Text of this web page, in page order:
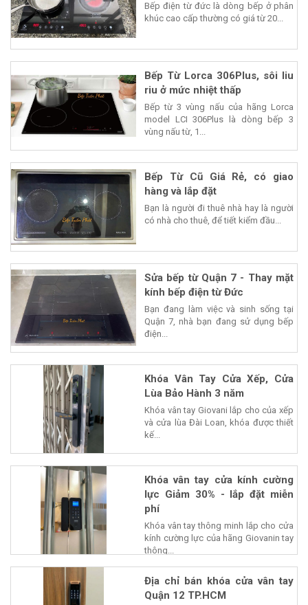
Bếp điện từ đức là dòng bếp ở phân
khúc cao cấp thường có giá từ 20...
Bếp Từ Lorca 306Plus, sôi liu
riu ở mức nhiệt thấp
Bếp từ 3 vùng nấu của hãng Lorca
model LCI 306Plus là dòng bếp 3
vùng nấu từ, 1...
Bếp Từ Cũ Giá Rẻ, có giao
hàng và lắp đặt
Bạn là người đi thuê nhà hay là người
có nhà cho thuê, để tiết kiểm đầu...
Sửa bếp từ Quận 7 - Thay mặt
kính bếp điện từ Đức
Bạn đang làm việc và sinh sống tại
Quận 7, nhà bạn đang sử dụng bếp
điện...
Khóa Vân Tay Cửa Xếp, Cửa
Lùa Bảo Hành 3 năm
Khóa vân tay Giovani lắp cho của xếp
và cửa lùa Đài Loan, khóa được thiết
kế...
Khóa vân tay cửa kính cường
lực Giảm 30% - lắp đặt miễn
phí
Khóa vân tay thông minh lắp cho cửa
kính cường lực của hãng Giovanin tay
thông...
Địa chỉ bán khóa cửa vân tay
Quận 12 TP.HCM